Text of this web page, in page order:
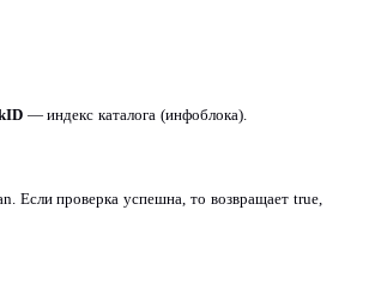
— индекс каталога (инфоблока).
Если проверка успешна, то возвращает true,